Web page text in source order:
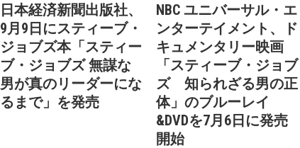
日本経済新聞出版社、
9月9日にスティーブ・
ジョブズ本「スティー
ブ・ジョブズ 無謀な
男が真のリーダーにな
るまで」を発売
NBC ユニバーサル・エ
ンターテイメント、ド
キュメンタリー映画
「スティーブ・ジョブ
ズ 知られざる男の正
体」のブルーレイ
&DVDを7月6日に発売
開始